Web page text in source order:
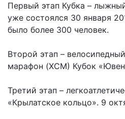
Первый этап Кубка –
уже состоялся 30 января
было более 300 человек.
Второй этап –
марафон (XCM) Кубок
Третий этап –
«Крылатское кольцо». 9